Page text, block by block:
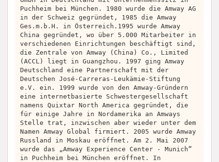
Puchheim bei München. 1980 wurde die Amway AG
in der Schweiz gegründet, 1985 die Amway
Ges.m.b.H. in Österreich.1995 wurde Amway
China gegründet, wo über 5.000 Mitarbeiter in
verschiedenen Einrichtungen beschäftigt sind,
die Zentrale von Amway (China) Co., Limited
(ACCL) liegt in Guangzhou. 1997 ging Amway
Deutschland eine Partnerschaft mit der
Deutschen José-Carreras-Leukämie-Stiftung
e.V. ein. 1999 wurde von den Amway-Gründern
eine internetbasierte Schwestergesellschaft
namens Quixtar North America gegründet, die
für einige Jahre in Nordamerika an Amways
Stelle trat, inzwischen aber wieder unter dem
Namen Amway Global firmiert. 2005 wurde Amway
Russland in Moskau eröffnet. Am 2. Mai 2007
wurde das „Amway Experience Center - Munich“
in Puchheim bei München eröffnet. In